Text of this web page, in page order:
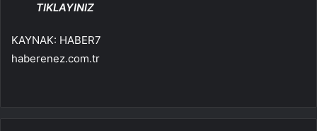
TIKLAYINIZ
KAYNAK: HABER7
haberenez.com.tr